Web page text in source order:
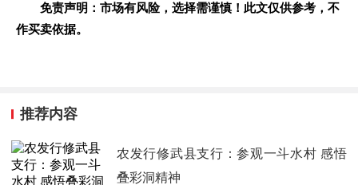
免责声明：市场有风险，选择需谨慎！此文仅供参考，不
作买卖依据。
推荐内容
农发行修武县支行：参观一斗水村 感悟
叠彩洞精神